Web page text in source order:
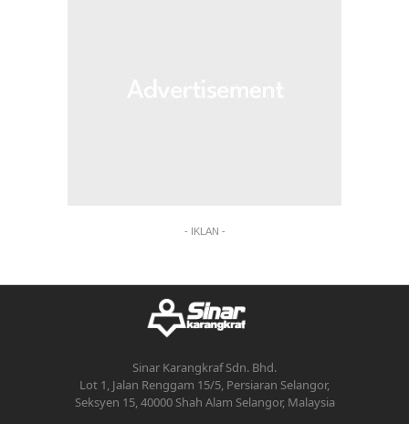
- IKLAN -
Sinar Karangkraf Sdn. Bhd.
Lot 1, Jalan Renggam 15/5, Persiaran Selangor,
Seksyen 15, 40000 Shah Alam Selangor, Malaysia